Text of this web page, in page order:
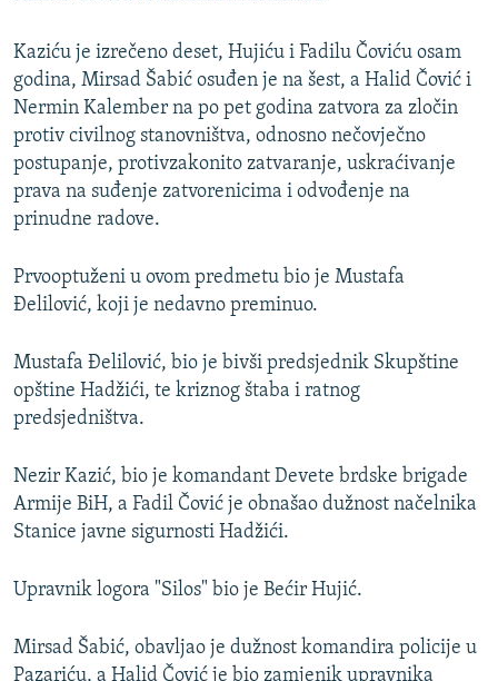
Kaziću je izrečeno deset, Hujiću i Fadilu Čoviću osam
godina, Mirsad Šabić osuđen je na šest, a Halid Čović i
Nermin Kalember na po pet godina zatvora za zločin
protiv civilnog stanovništva, odnosno nečovječno
postupanje, protivzakonito zatvaranje, uskraćivanje
prava na suđenje zatvorenicima i odvođenje na
prinudne radove.
Prvooptuženi u ovom predmetu bio je Mustafa
Đelilović, koji je nedavno preminuo.
Mustafa Đelilović, bio je bivši predsjednik Skupštine
opštine Hadžići, te kriznog štaba i ratnog
predsjedništva.
Nezir Kazić, bio je komandant Devete brdske brigade
Armije BiH, a Fadil Čović je obnašao dužnost načelnika
Stanice javne sigurnosti Hadžići.
Upravnik logora "Silos" bio je Bećir Hujić.
Mirsad Šabić, obavljao je dužnost komandira policije u
Pazariću, a Halid Čović je bio zamjenik upravnika